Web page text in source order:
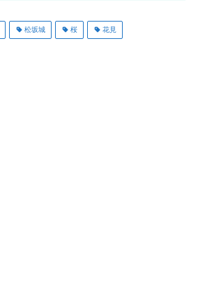
松坂城 桜 花見